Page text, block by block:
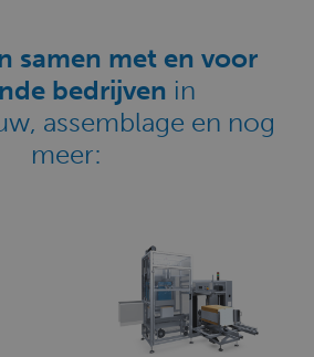
samen met en voor
bedrijven in
assemblage en nog
meer: